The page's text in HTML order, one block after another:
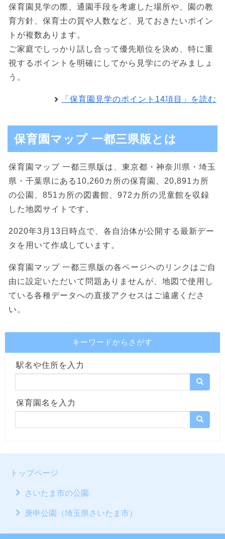
保育園見学の際、通園手段を考慮した場所や、園の教
育方針、保育士の質や人数など、見ておきたいポイン
トが複数あります。
ご家庭でしっかり話し合って優先順位を決め、特に重
視するポイントを明確にしてから見学にのぞみましょ
う。
「保育園見学のポイント14項目」を読む
保育園マップ 一都三県版とは
保育園マップ 一都三県版は、東京都・神奈川県・埼玉
県・千葉県にある10,260カ所の保育園、20,891カ所
の公園、851カ所の図書館、972カ所の児童館を収録
した地図サイトです。
2020年3月13日時点で、各自治体が公開する最新デー
タを用いて作成しています。
保育園マップ 一都三県版の各ページヘのリンクはご自
由に設定いただいて問題ありませんが、地図で使用し
ている各種データへの直接アクセスはご遠慮くださ
い。
キーワードからさがす
駅名や住所を入力
保育園名を入力
トップページ
さいたま市の公園
庚申公園（埼玉県さいたま市）